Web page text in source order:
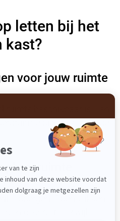
letten bij het
kast?
voor jouw ruimte
ruimte beschikbaar is. Een
bieden zonder de
opbergen. Open vakken